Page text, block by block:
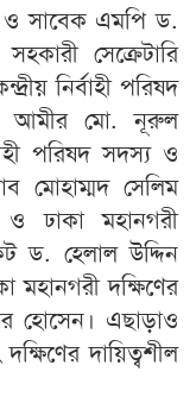
ও সাবেক এমপি ড.
সেক্রেটারি
নির্বাহী পরিষদ
আমীর মো. নূরুল
পরিষদ সদস্য ও
মোহাম্মদ সেলিম
ও ঢাকা মহানগরী
ড. হেলাল উদ্দিন
মহানগরী দক্ষিণের
হোসেন। এছাড়াও
দায়িত্বশীল